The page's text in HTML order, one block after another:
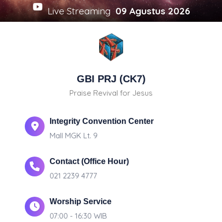
Live Streaming 09 Agustus 2026
GBI PRJ (CK7)
Praise Revival for Jesus
Integrity Convention Center
Mall MGK Lt. 9
Contact (Office Hour)
021 2239 4777
Worship Service
07:00 - 16:30 WIB